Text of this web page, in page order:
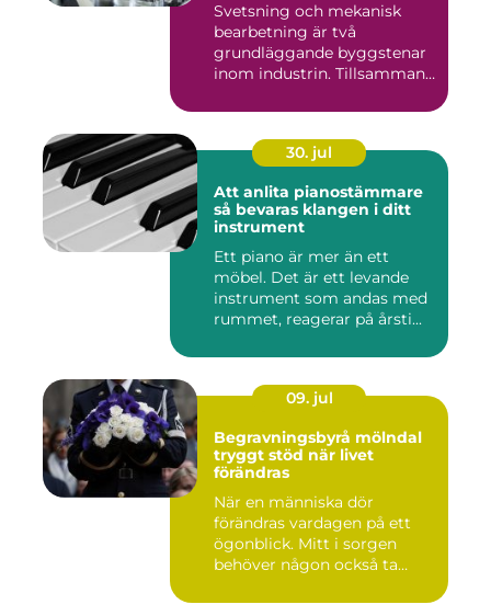
Svetsning och mekanisk
bearbetning är två
grundläggande byggstenar
inom industrin. Tillsammans
30. jul
Att anlita pianostämmare
så bevaras klangen i ditt
instrument
Ett piano är mer än ett
möbel. Det är ett levande
instrument som andas med
rummet, reagerar på årsti...
09. jul
Begravningsbyrå mölndal
tryggt stöd när livet
förändras
När en människa dör
förändras vardagen på ett
ögonblick. Mitt i sorgen
behöver någon också ta